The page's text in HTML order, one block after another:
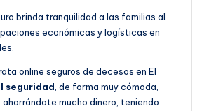
brinda tranquilidad a las familias al
económicas y logísticas en
online seguros de decesos en El
seguridad , de forma muy cómoda,
ahorrándote mucho dinero, teniendo